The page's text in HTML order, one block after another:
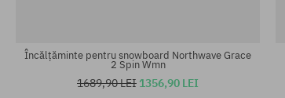
Încălțăminte pentru snowboard Northwave Grace
2 Spin Wmn
1689,90 LEI 1356,90 LEI